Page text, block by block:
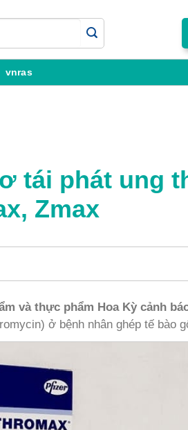
vnras
tái phát ung
Zmax
và thực phẩm Hoa Kỳ cảnh
ở bệnh nhân ghép tế bào